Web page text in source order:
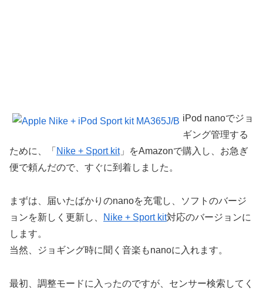
iPod nanoでジョ
ギング管理する
ために、「 Nike + Sport kit」をAmazonで購入し、お急ぎ
便で頼んだので、すぐに到着しました。
まずは、届いたばかりのnanoを充電し、ソフトのバージ
ョンを新しく更新し、
Nike + Sport kit対応のバージョンに
します。
当然、ジョギング時に聞く音楽もnanoに入れます。
最初、調整モードに入ったのですが、センサー検索してく